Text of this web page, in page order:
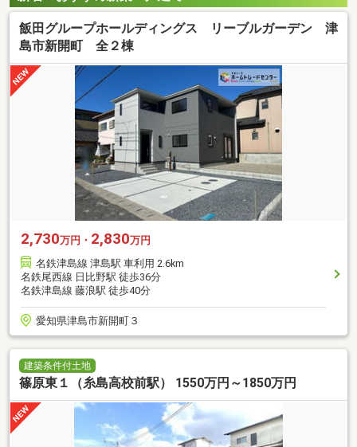
飯田グループホールディングス リーブルガーデン 津
島市新開町 全２棟
2,730万円・ 2,830万円
名鉄津島線 津島駅 車利用 2.6km
名鉄尾西線 日比野駅 徒歩36分
名鉄津島線 藤浪駅 徒歩40分
愛知県津島市新開町３
建築条件付土地
篠原東１（糸島高校前駅） 1550万円～1850万円